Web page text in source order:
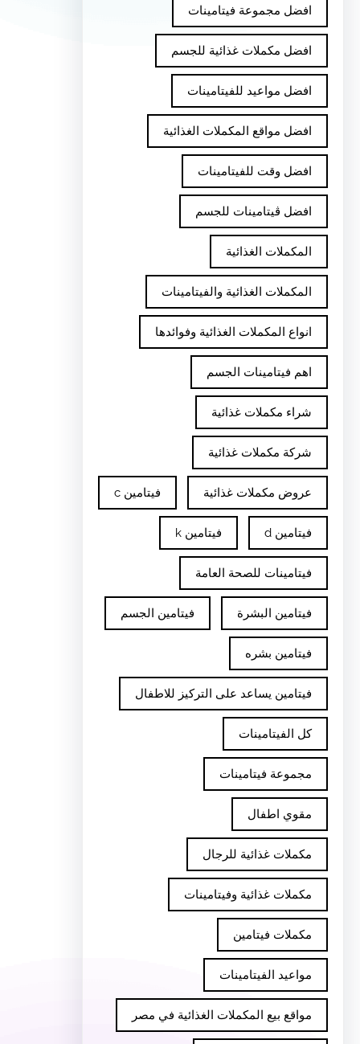
افضل مجموعة فيتامينات
افضل مكملات غذائية للجسم
افضل مواعيد للفيتامينات
افضل مواقع المكملات الغذائية
افضل وقت للفيتامينات
افضل ڤيتامينات للجسم
المكملات الغذائية
المكملات الغذائية والفيتامينات
انواع المكملات الغذائية وفوائدها
اهم فيتامينات الجسم
شراء مكملات غذائية
شركة مكملات غذائية
عروض مكملات غذائية فيتامين c
فيتامين d فيتامين k
فيتامينات للصحة العامة
فيتامين البشرة فيتامين الجسم
فيتامين بشره
فيتامين يساعد على التركيز للاطفال
كل الفيتامينات
مجموعة فيتامينات
مقوي اطفال
مكملات غذائية للرجال
مكملات غذائية وفيتامينات
مكملات فيتامين
مواعيد الفيتامينات
مواقع بيع المكملات الغذائية في مصر